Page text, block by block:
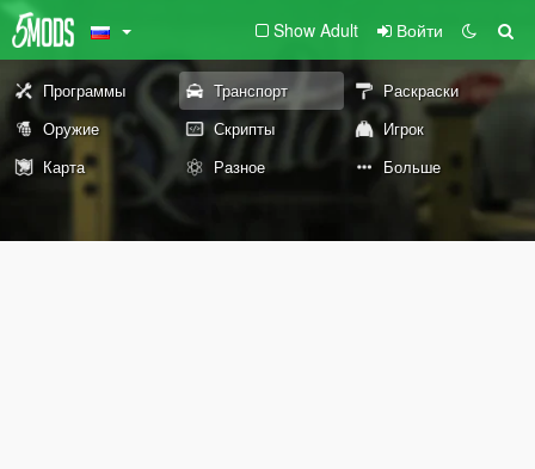
Show Adult Войти
Программы Транспорт
Раскраски
Оружие
Скрипты
Игрок
Карта
Разное Больше